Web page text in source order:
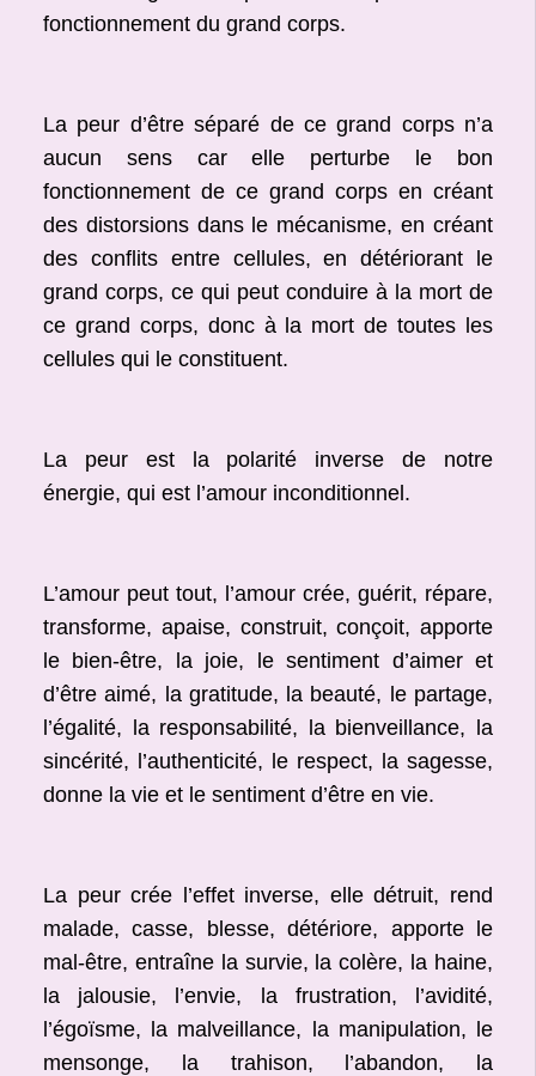
fonctionnement du grand corps.
La peur d’être séparé de ce grand corps n’a
aucun sens car elle perturbe le bon
fonctionnement de ce grand corps en créant
des distorsions dans le mécanisme, en créant
des conflits entre cellules, en détériorant le
grand corps, ce qui peut conduire à la mort de
ce grand corps, donc à la mort de toutes les
cellules qui le constituent.
La peur est la polarité inverse de notre
énergie, qui est l’amour inconditionnel.
L’amour peut tout, l’amour crée, guérit, répare,
transforme, apaise, construit, conçoit, apporte
le bien-être, la joie, le sentiment d’aimer et
d’être aimé, la gratitude, la beauté, le partage,
l’égalité, la responsabilité, la bienveillance, la
sincérité, l’authenticité, le respect, la sagesse,
donne la vie et le sentiment d’être en vie.
La peur crée l’effet inverse, elle détruit, rend
malade, casse, blesse, détériore, apporte le
mal-être, entraîne la survie, la colère, la haine,
la jalousie, l’envie, la frustration, l’avidité,
l’égoïsme, la malveillance, la manipulation, le
mensonge, la trahison, l’abandon, la